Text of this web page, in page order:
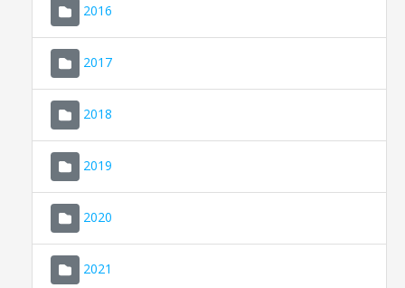
2016
2017
2018
2019
2020
2021